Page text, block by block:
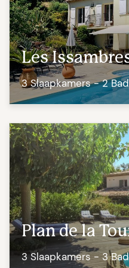
Les
3 Slaapkamers - 2
Plan de la
3 Slaapkamers - 3